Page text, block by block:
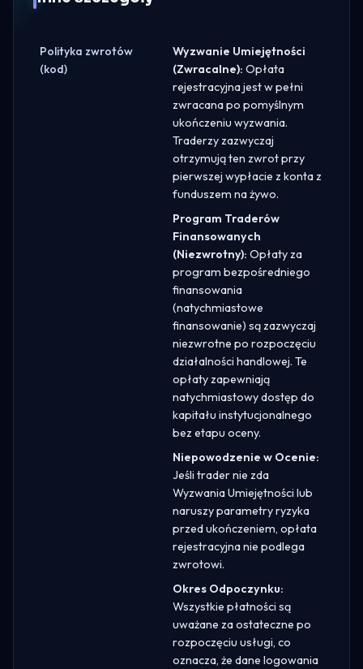
Polityka zwrotów
(kod)
Wyzwanie Umiejętności
(Zwracalne): Opłata
rejestracyjna jest w pełni
zwracana po pomyślnym
ukończeniu wyzwania.
Traderzy zazwyczaj
otrzymują ten zwrot przy
pierwszej wypłacie z konta z
funduszem na żywo.
Program Traderów
Finansowanych
(Niezwrotny): Opłaty za
program bezpośredniego
finansowania
(natychmiastowe
finansowanie) są zazwyczaj
niezwrotne po rozpoczęciu
działalności handlowej. Te
opłaty zapewniają
natychmiastowy dostęp do
kapitału instytucjonalnego
bez etapu oceny.
Niepowodzenie w Ocenie:
Jeśli trader nie zda
Wyzwania Umiejętności lub
naruszy parametry ryzyka
przed ukończeniem, opłata
rejestracyjna nie podlega
zwrotowi.
Okres Odpoczynku:
Wszystkie płatności są
uważane za ostateczne po
rozpoczęciu usługi, co
oznacza, że dane logowania